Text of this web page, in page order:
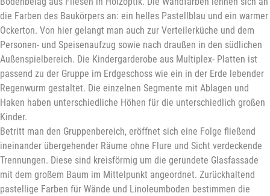
die Farben des Baukörpers an: ein helles Pastellblau und ein warmer
Ockerton. Von hier gelangt man auch zur Verteilerküche und dem
Personen- und Speisenaufzug sowie nach draußen in den südlichen
Außenspielbereich. Die Kindergarderobe aus Multiplex- Platten ist
passend zu der Gruppe im Erdgeschoss wie ein in der Erde lebender
Regenwurm gestaltet. Die einzelnen Segmente mit Ablagen und
Haken haben unterschiedliche Höhen für die unterschiedlich großen
Kinder.
Betritt man den Gruppenbereich, eröffnet sich eine Folge fließend
ineinander übergehender Räume ohne Flure und Sicht verdeckende
Trennungen. Diese sind kreisförmig um die gerundete Glasfassade
mit dem großem Baum im Mittelpunkt angeordnet. Zurückhaltend
pastellige Farben für Wände und Linoleumboden bestimmen die